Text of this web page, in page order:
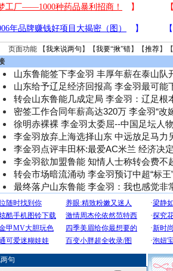
页面功能 【我来说两句 】【我要“揪”错】【推荐】
山东鲁能签下李金羽 丰厚年薪在泰山队
山东给予辽足经济回报高 李金羽最可能
转会山东鲁能几成定局 李金羽：辽足根
密签工作合同年薪高达320万 李金羽“改
徐明赤裸裸 李金羽太委屈--中国足坛人
李金羽放弃上海选择山东 中远放足马力
李金羽点评丰田杯:最爱AC米兰 经济决
李金羽欲加盟鲁能 知情人士称转会费不
转会市场暗流涌动 李金羽预订中超“标王
最终落户山东鲁能 李金羽：我也感觉非
句